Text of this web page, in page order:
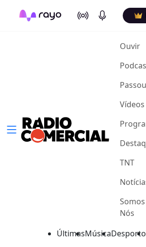
On Air Podcasts
Ouvir
Passou
Vídeos
TNT
Somos
Nós
ÚltimasMúsicaDesporto